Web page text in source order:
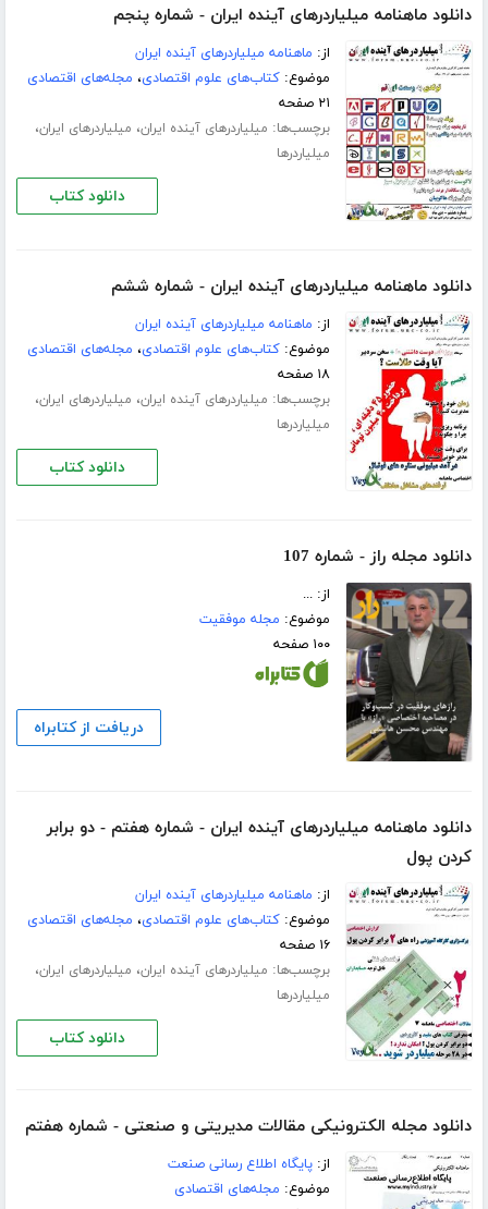
دانلود ماهنامه میلیاردرهای آینده ایران - شماره پنجم
از: ماهنامه میلیاردرهای آینده ایران
موضوع:کتاب‌های علوم اقتصادی، مجله‌های اقتصادی
۲۱ صفحه
برچسب‌ها: میلیاردرهای آینده ایران، میلیاردرهای ایران،
میلیاردرها
دانلود کتاب
دانلود ماهنامه میلیاردرهای آینده ایران - شماره ششم
از: ماهنامه میلیاردرهای آینده ایران
موضوع:کتاب‌های علوم اقتصادی، مجله‌های اقتصادی
۱۸ صفحه
برچسب‌ها: میلیاردرهای آینده ایران، میلیاردرهای ایران،
میلیاردرها
دانلود کتاب
دانلود مجله راز - شماره 107
از: ...
موضوع: مجله موفقیت
۱۰۰ صفحه
دریافت از کتابراه
دانلود ماهنامه میلیاردرهای آینده ایران - شماره هفتم - دو برابر
کردن پول
از: ماهنامه میلیاردرهای آینده ایران
موضوع:کتاب‌های علوم اقتصادی، مجله‌های اقتصادی
۱۶ صفحه
برچسب‌ها: میلیاردرهای آینده ایران، میلیاردرهای ایران،
میلیاردرها
دانلود کتاب
دانلود مجله الکترونیکی مقالات مدیریتی و صنعتی - شماره هفتم
از:پایگاه اطلاع رسانی صنعت
موضوع: مجله‌های اقتصادی